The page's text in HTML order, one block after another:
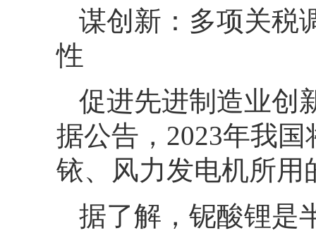
谋创新：多项关税
性
促进先进制造业创
据公告，2023年我
铱、风力发电机所用
据了解，铌酸锂是